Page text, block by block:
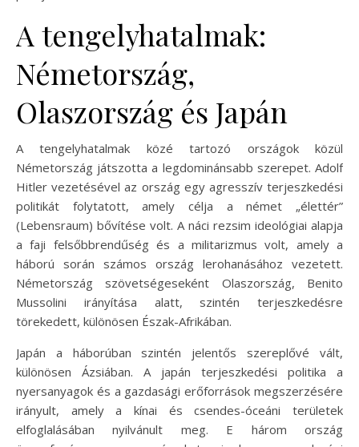
A tengelyhatalmak:
Németország,
Olaszország és Japán
A tengelyhatalmak közé tartozó országok közül
Németország játszotta a legdominánsabb szerepet. Adolf
Hitler vezetésével az ország egy agresszív terjeszkedési
politikát folytatott, amely célja a német „élettér”
(Lebensraum) bővítése volt. A náci rezsim ideológiai alapja
a faji felsőbbrendűség és a militarizmus volt, amely a
háború során számos ország lerohanásához vezetett.
Németország szövetségeseként Olaszország, Benito
Mussolini irányítása alatt, szintén terjeszkedésre
törekedett, különösen Észak-Afrikában.
Japán a háborúban szintén jelentős szereplővé vált,
különösen Ázsiában. A japán terjeszkedési politika a
nyersanyagok és a gazdasági erőforrások megszerzésére
irányult, amely a kínai és csendes-óceáni területek
elfoglalásában nyilvánult meg. E három ország